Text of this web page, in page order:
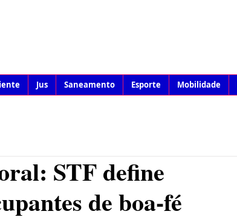
Jus Saneamento Esporte Mobilidade
STF define
de boa-fé